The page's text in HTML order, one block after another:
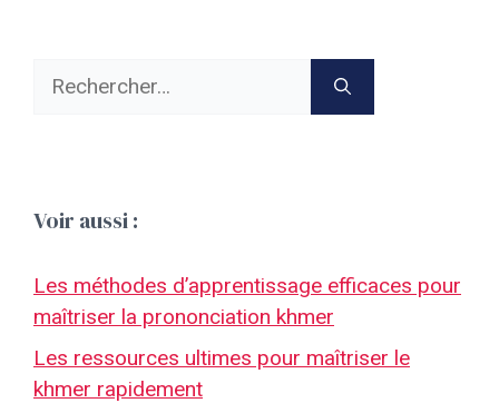
Rechercher :
Voir aussi :
Les méthodes d’apprentissage efficaces pour
maîtriser la prononciation khmer
Les ressources ultimes pour maîtriser le
khmer rapidement